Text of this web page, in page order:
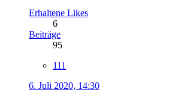
Erhaltene Likes
6
Beiträge
95
111
6. Juli 2020, 14:30